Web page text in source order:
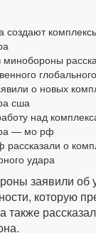
о новых
сша
над
— мо рф
о
удара
заявили об
которую
также